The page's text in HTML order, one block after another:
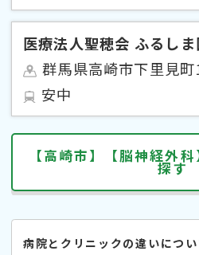
医療法人聖穂会 ふるし
群馬県高崎市下里見
安中
【高崎市】【脳神経外
探す
病院とクリニックの違いについ